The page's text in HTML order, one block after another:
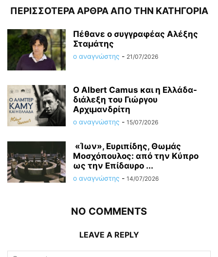
ΠΕΡΙΣΣΟΤΕΡΑ ΑΡΘΡΑ ΑΠΟ ΤΗΝ ΚΑΤΗΓΟΡΙΑ
Πέθανε ο συγγραφέας Αλέξης
Σταμάτης
ο αναγνώστης - 21/07/2026
O Albert Camus και η Ελλάδα-
διάλεξη του Γιώργου
Αρχιμανδρίτη
ο αναγνώστης - 15/07/2026
«Ίων», Ευριπίδης, Θωμάς
Μοσχόπουλος: από την Κύπρο
ως την Επίδαυρο ...
ο αναγνώστης - 14/07/2026
NO COMMENTS
LEAVE A REPLY